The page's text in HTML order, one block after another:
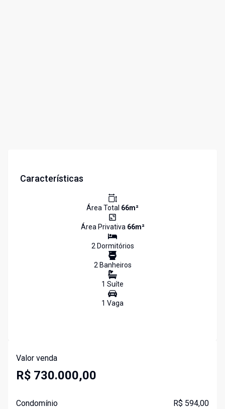
Características
Área Total 66m²
Área Privativa 66m²
2Dormitórios
2Banheiros
1 Suíte
1 Vaga
Valor venda
R$ 730.000,00
Condomínio R$ 594,00